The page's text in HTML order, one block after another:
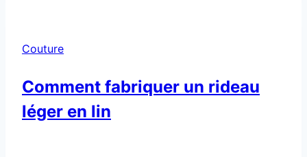
Couture
Comment fabriquer un rideau
léger en lin